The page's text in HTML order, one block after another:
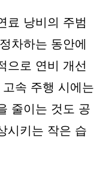
료 낭비의 주범
차하는 동안에
으로 연비 개선
속 주행 시에는
줄이는 것도 공
시키는 작은 습